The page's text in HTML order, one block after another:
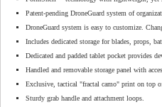
Patent-pending DroneGuard system of
DroneGuard system is easy to customize.
Includes dedicated storage for blades, props,
Dedicated and padded tablet pocket provides
Handled and removable storage panel with
Exclusive, tactical "fractal camo" print on top
Sturdy grab handle and attachment loops.